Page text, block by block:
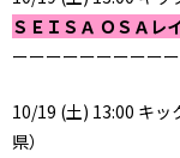
ＳＥＩＳＡ ＯＳＡレ
ーーーーーーーーーー
10/19 (土) 13:00 キッ
県）